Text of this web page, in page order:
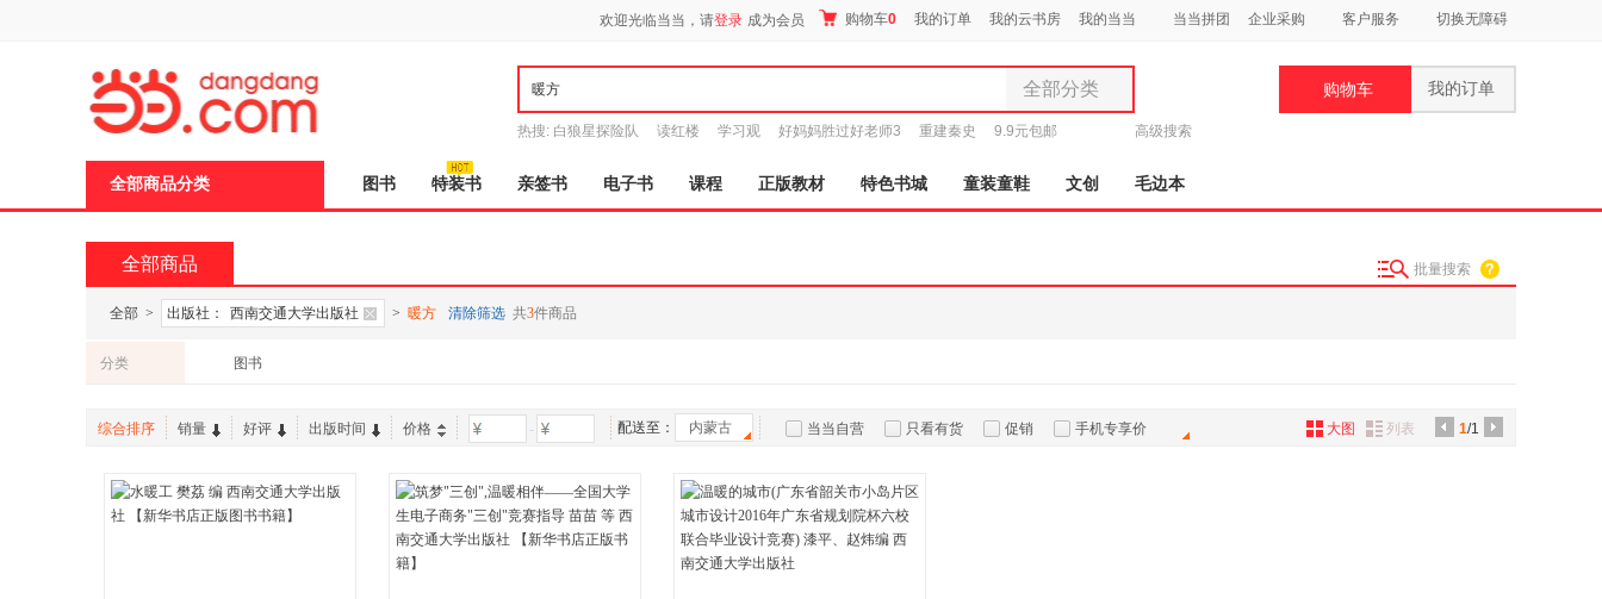
欢迎光临当当，请登录 成为会员 购物车0 我的订单 我的云书房 我的当当 当当拼团 企业采购 客户服务 切换无障碍
全部分类
全部分类
图书
电子书
家居日用
热搜: 白狼星探险队 读红楼 学习观 好妈妈胜过好老师3 重建秦史 9.9元包邮 高级搜索
购物车 我的订单
全部商品分类 图书 特装书 亲签书 电子书 课程 正版教材 特色书城 童装童鞋 文创 毛边本
全部商品 批量搜索
全部 > 出版社： 西南交通大学出版社 > 暖方 清除筛选 共3件商品
分类 图书
综合排序 销量 好评 出版时间 价格 - 配送至： 内蒙古 当当自营 只看有货 促销 手机专享价 1/1
大图 列表
页